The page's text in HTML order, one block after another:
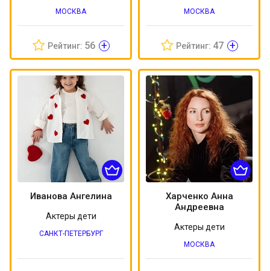
МОСКВА
Рейтинг: 56 +
МОСКВА
Рейтинг: 47 +
Иванова Ангелина
Актеры дети
САНКТ-ПЕТЕРБУРГ
Харченко Анна
Андреевна
Актеры дети
МОСКВА